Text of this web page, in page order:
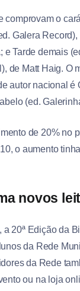
comprovam o
Galera
e Tarde demais
de Matt Haig.
autor nacional
(ed.
de 20% no
o aumento
novos
a 20ª Edição da
da Rede
da Rede
ou na loja